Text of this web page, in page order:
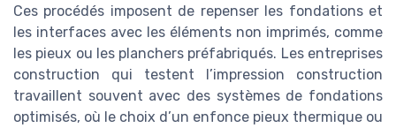
Ces procédés imposent de repenser les fondations et
les interfaces avec les éléments non imprimés, comme
les pieux ou les planchers préfabriqués. Les entreprises
construction qui testent l’impression construction
travaillent souvent avec des systèmes de fondations
optimisés, où le choix d’un enfonce pieux thermique ou